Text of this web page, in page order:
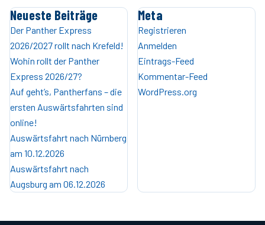
Neueste Beiträge
Der Panther Express
2026/2027 rollt nach Krefeld!
Wohin rollt der Panther
Express 2026/27?
Auf geht’s, Pantherfans – die
ersten Auswärtsfahrten sind
online!
Auswärtsfahrt nach Nürnberg
am 10.12.2026
Auswärtsfahrt nach
Augsburg am 06.12.2026
Meta
Registrieren
Anmelden
Eintrags-Feed
Kommentar-Feed
WordPress.org